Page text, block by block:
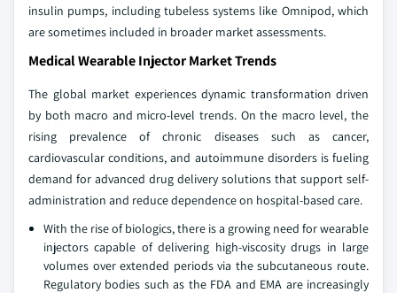
insulin pumps, including tubeless systems like Omnipod, which
are sometimes included in broader market assessments.
Medical Wearable Injector Market Trends
The global market experiences dynamic transformation driven
by both macro and micro-level trends. On the macro level, the
rising prevalence of chronic diseases such as cancer,
cardiovascular conditions, and autoimmune disorders is fueling
demand for advanced drug delivery solutions that support self-
administration and reduce dependence on hospital-based care.
With the rise of biologics, there is a growing need for wearable
injectors capable of delivering high-viscosity drugs in large
volumes over extended periods via the subcutaneous route.
Regulatory bodies such as the FDA and EMA are increasingly